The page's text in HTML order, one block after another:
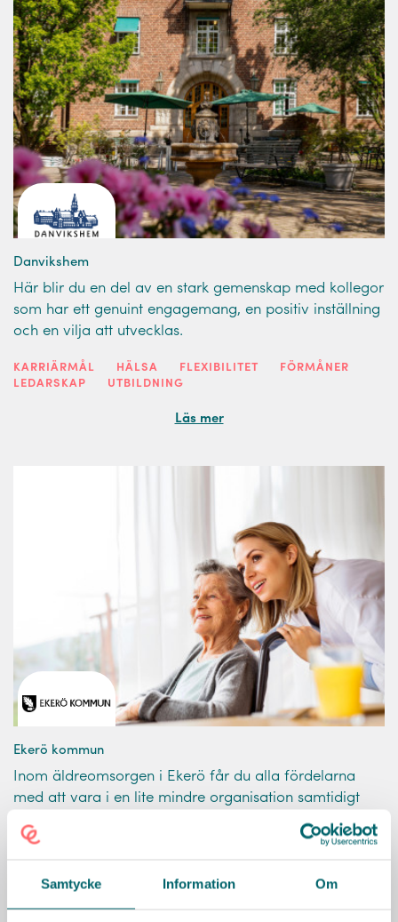
Samtycke Information Om
Danvikshem
Här blir du en del av en stark gemenskap med kollegor
som har ett genuint engagemang, en positiv inställning
och en vilja att utvecklas.
KARRIÄRMÅL HÄLSA FLEXIBILITET
FÖRMÅNER
LEDARSKAP
UTBILDNING
Läs mer
Ekerö kommun
Inom äldreomsorgen i Ekerö får du alla fördelarna
med att vara i en lite mindre organisation samtidigt
som du är i en dynamisk storstadskontext. Hos oss
hittar du lugnet, bara 15 minuter från Brommaplan i